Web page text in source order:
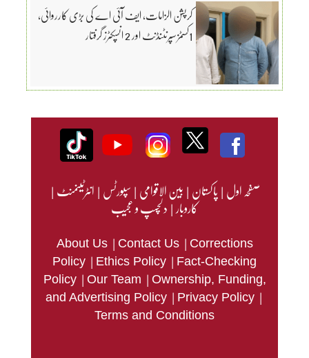
کرپشن الزامات، ایف آئی اے کی بڑی کارروائی،
1کسٹمز سپرنٹنڈنٹ اور 2 انسپکٹرز گرفتار
صفحہ اول|پاکستان|بین الاقوامی|سپورٹس|انٹرٹینمنٹ|
کاروبار|دلچسپ و عجیب
About Us | Contact Us | Corrections
Policy | Ethics Policy | Fact-Checking
Policy | Our Team | Ownership, Funding,
and Advertising Policy | Privacy Policy |
Terms and Conditions